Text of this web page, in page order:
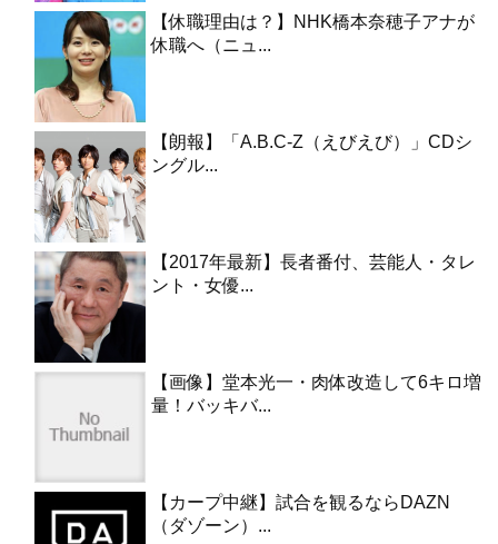
【休職理由は？】NHK橋本奈穂子アナが
休職へ（ニュ...
【朗報】「A.B.C-Z（えびえび）」CDシ
ングル...
【2017年最新】長者番付、芸能人・タレ
ント・女優...
【画像】堂本光一・肉体改造して6キロ増
量！バッキバ...
【カープ中継】試合を観るならDAZN
（ダゾーン）...